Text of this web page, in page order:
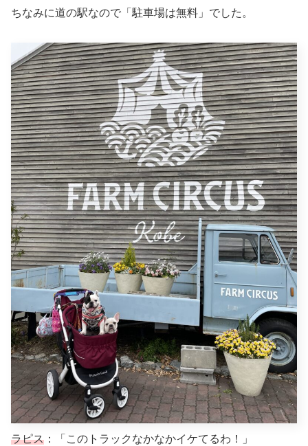
ちなみに道の駅なので「駐車場は無料」でした。
ラピス ：「このトラックなかなかイケてるわ！」